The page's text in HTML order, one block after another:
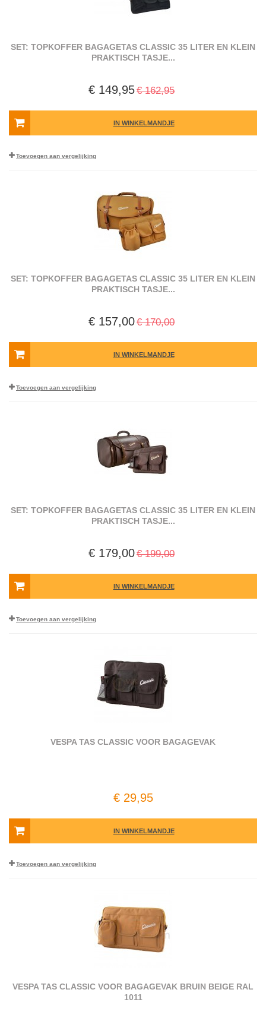
SET: TOPKOFFER BAGAGETAS CLASSIC 35 LITER EN KLEIN
PRAKTISCH TASJE...
€ 149,95€ 162,95
IN WINKELMANDJE
Toevoegen aan vergelijking
SET: TOPKOFFER BAGAGETAS CLASSIC 35 LITER EN KLEIN
PRAKTISCH TASJE...
€ 157,00€ 170,00
IN WINKELMANDJE
Toevoegen aan vergelijking
SET: TOPKOFFER BAGAGETAS CLASSIC 35 LITER EN KLEIN
PRAKTISCH TASJE...
€ 179,00€ 199,00
IN WINKELMANDJE
Toevoegen aan vergelijking
VESPA TAS CLASSIC VOOR BAGAGEVAK
€ 29,95
IN WINKELMANDJE
Toevoegen aan vergelijking
VESPA TAS CLASSIC VOOR BAGAGEVAK BRUIN BEIGE RAL
1011